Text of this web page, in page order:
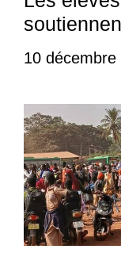
10 décembre